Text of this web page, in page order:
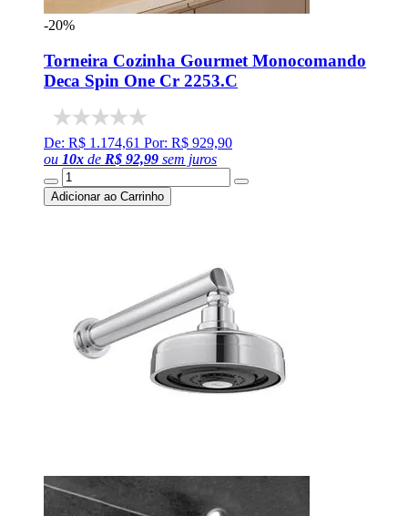
-20%
Torneira Cozinha Gourmet Monocomando
Deca Spin One Cr 2253.C
De: R$ 1.174,61 Por: R$ 929,90
ou 10x de R$ 92,99 sem juros
Adicionar ao Carrinho